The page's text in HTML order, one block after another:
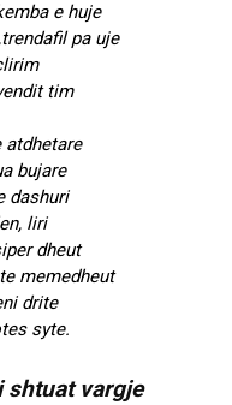
e huje
pa uje
tim
atdhetare
bujare
dashuri
liri
dheut
memedheut
drite
syte.
shtuat vargje